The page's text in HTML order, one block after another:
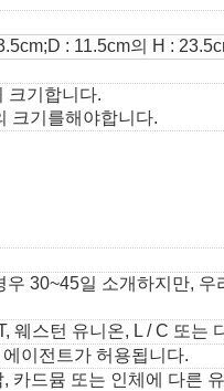
D : 11.5cm의 H :
크기합니다.
크기를해야합니다.
30~45일 소개하지만,
웨스턴 유니온, L / C 또는
이전트가 허용됩니다.
카드뮴 또는 인체에​​ 다른